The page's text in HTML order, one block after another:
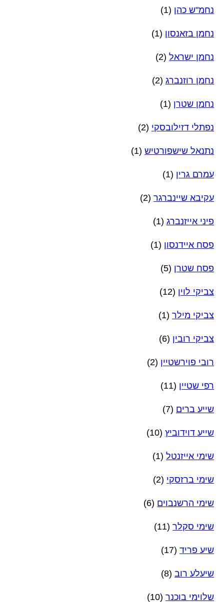
נחמ"ש כהן (1)
נחמן בזאנסון (1)
נחמן ישראל (2)
נחמן רוזנברג (2)
נחמן שטרן (1)
נפתלי דזילובסקי (2)
נתנאל שישפורטיש (1)
עמרם גרין (1)
עקיבא שיינברגר (2)
פיני אייזנברג (1)
פסח איידנסון (1)
פסח שטרן (5)
צביקי לוין (12)
צביקי מילר (1)
צביקי רובין (6)
רובי פוירשטיין (2)
רפי שטיין (11)
שייע ברים (7)
שייע דוידוביץ (10)
שימי אייזנטל (1)
שימי ברזסקי (2)
שימי הרשנבוים (6)
שימי סקלר (11)
שיע פריד (17)
שיעלע רוב (8)
שלוימי בוכנר (10)